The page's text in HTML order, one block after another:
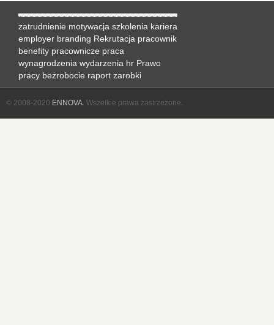
zatrudnienie motywacja szkolenia kariera
employer branding Rekrutacja pracownik
benefity pracownicze praca
wynagrodzenia wydarzenia hr Prawo
pracy bezrobocie raport zarobki
© 2008-2020 ENNOVA. Wszelkie prawa zastrzeżone.